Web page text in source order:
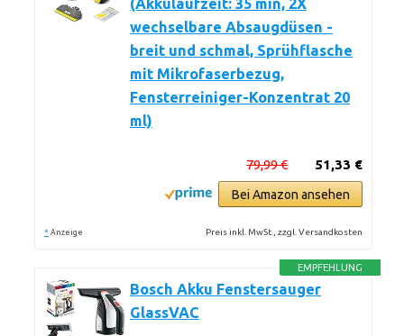
(Akkulaufzeit: 35 min, 2X
wechselbare Absaugdüsen -
breit und schmal, Sprühflasche
mit Mikrofaserbezug,
Fensterreiniger-Konzentrat 20
ml)
51,33 €
79,99 €
Bei Amazon ansehen
* Anzeige Preis inkl. MwSt., zzgl. Versandkosten
EMPFEHLUNG
Bosch Akku Fenstersauger
GlassVAC